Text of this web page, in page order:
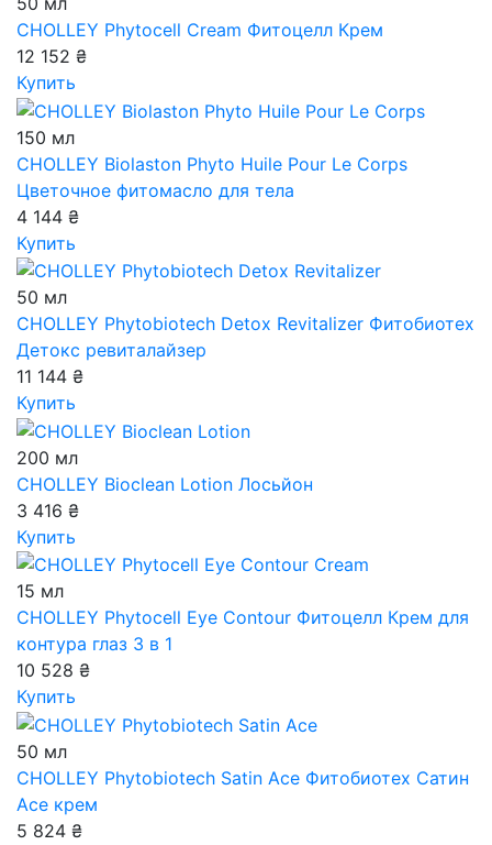
CHOLLEY Phytocell Cream Фитоцелл Крем
12 152 ₴
Купить
150 мл
CHOLLEY Biolaston Phyto Huile Pour Le Corps
Цветочное фитомасло для тела
4 144 ₴
Купить
50 мл
CHOLLEY Phytobiotech Detox Revitalizer Фитобиотех
Детокс ревиталайзер
11 144 ₴
Купить
200 мл
CHOLLEY Bioclean Lotion Лосьйон
3 416 ₴
Купить
15 мл
CHOLLEY Phytocell Eye Contour Фитоцелл Крем для
контура глаз 3 в 1
10 528 ₴
Купить
50 мл
CHOLLEY Phytobiotech Satin Ace Фитобиотех Сатин
Аce крем
5 824 ₴